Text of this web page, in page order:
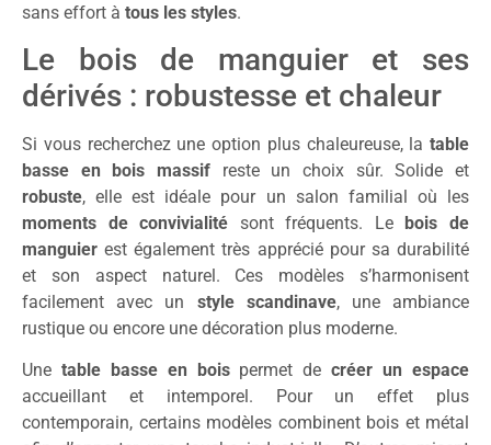
sans effort à tous les styles.
Le bois de manguier et ses
dérivés : robustesse et chaleur
Si vous recherchez une option plus chaleureuse, la table
basse en bois massif reste un choix sûr. Solide et
robuste, elle est idéale pour un salon familial où les
moments de convivialité sont fréquents. Le bois de
manguier est également très apprécié pour sa durabilité
et son aspect naturel. Ces modèles s’harmonisent
facilement avec un style scandinave, une ambiance
rustique ou encore une décoration plus moderne.
Une table basse en boispermet decréer un espace
accueillant et intemporel. Pour un effet plus
contemporain, certains modèles combinent bois et métal